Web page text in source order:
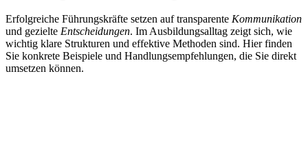
Erfolgreiche Führungskräfte setzen auf transparente Kommunikation
und gezielte Entscheidungen. Im Ausbildungsalltag zeigt sich, wie
wichtig klare Strukturen und effektive Methoden sind. Hier finden
Sie konkrete Beispiele und Handlungsempfehlungen, die Sie direkt
umsetzen können.